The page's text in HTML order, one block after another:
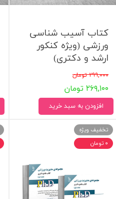
کتاب آسیب شناسی
ورزشی (ویژه کنکور
ارشد و دکتری)
۲۹۹,۰۰۰ تومان
۲۶۹,۱۰۰ تومان
افزودن به سبد خرید
تخفیف ویژه
۰ تومان